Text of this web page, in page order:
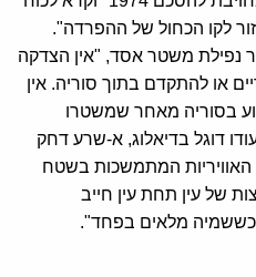
לקו הכחול של ההפרדה".
נפילת משטר אסד, "אין הצדקה
או להתקדם בתוך סוריה. אין
בסוריה מאחר שמשטרו
דוגל בדיאלוג, א-שרע דחק
המתמשכות בשטח
של עין תחת עין חייב
מלאים בפחד".